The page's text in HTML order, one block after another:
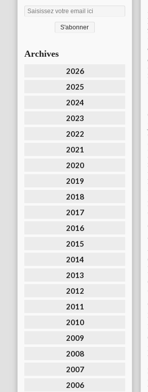
Archives
2026
2025
2024
2023
2022
2021
2020
2019
2018
2017
2016
2015
2014
2013
2012
2011
2010
2009
2008
2007
2006